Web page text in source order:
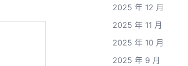
2025 年 12 月
2025 年 11 月
2025 年 10 月
2025 年 9 月